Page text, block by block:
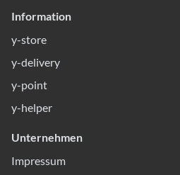
Information
y-store
y-delivery
y-point
y-helper
Unternehmen
Impressum